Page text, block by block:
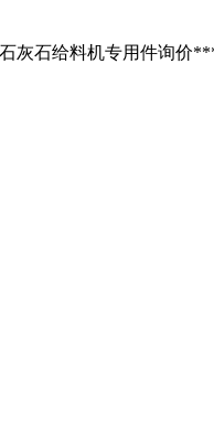
石给料机专用件询价